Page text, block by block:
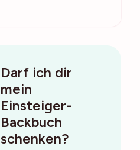
Darf ich dir
mein
Einsteiger-
Backbuch
schenken?